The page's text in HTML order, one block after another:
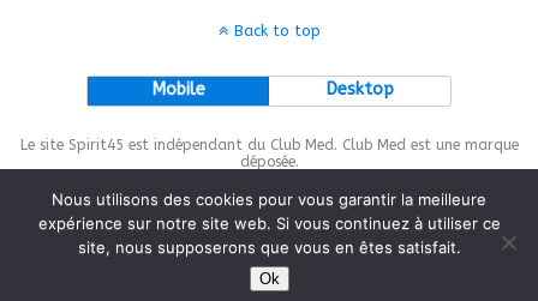
Back to top
Mobile Desktop
Le site Spirit45 est indépendant du Club Med. Club Med est une marque
déposée.
This site is protected bywp-copyrightpro.com
Nous utilisons des cookies pour vous garantir la meilleure
expérience sur notre site web. Si vous continuez à utiliser ce
site, nous supposerons que vous en êtes satisfait.
Ok